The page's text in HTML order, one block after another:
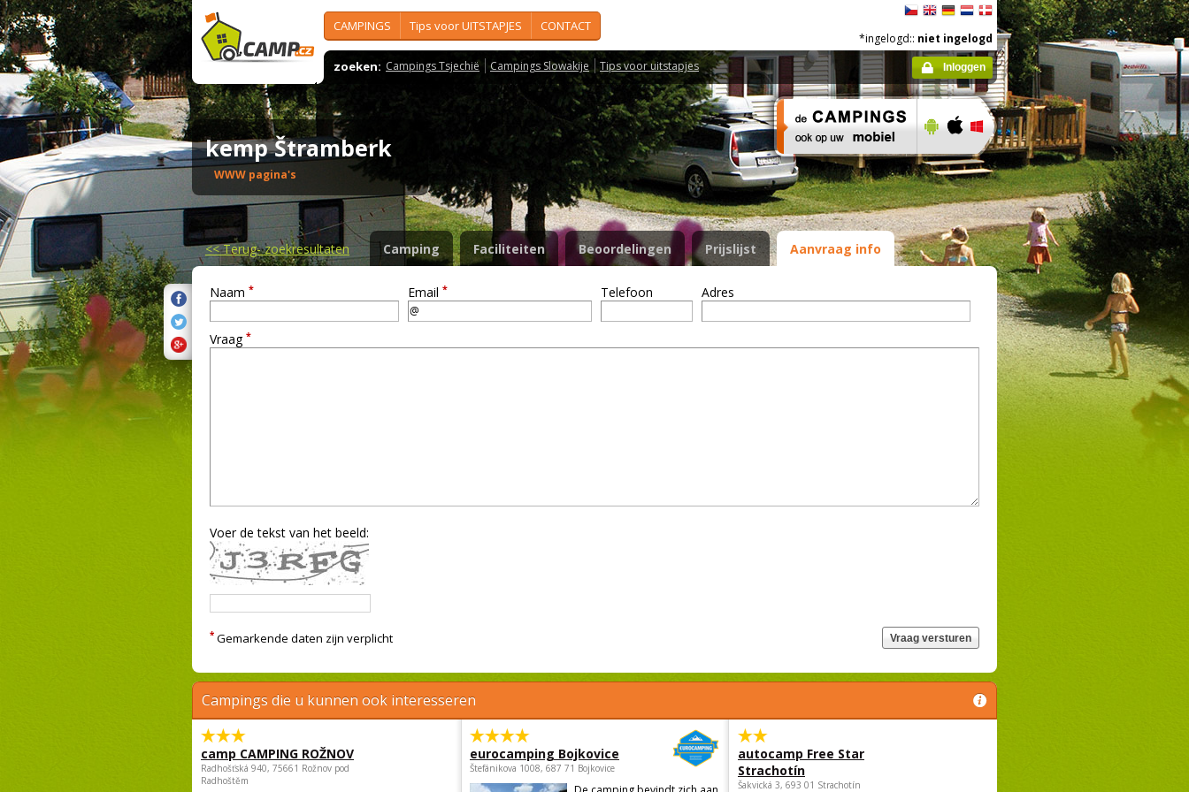
CAMPINGS Tips voor UITSTAPJES CONTACT
zoeken: Campings Tsjechië Campings Slowakije Tips voor uitstapjes
*ingelogd:: niet ingelogd
Inloggen
kemp Štramberk
WWW pagina's
<<Terug- zoekresultaten Camping Faciliteiten Beoordelingen Prijslijst Aanvraag info
Naam * Email * Telefoon Adres
Vraag *
Voer de tekst van het beeld:
* Gemarkende daten zijn verplicht
Campings die u kunnen ook interesseren
camp CAMPING ROŽNOV
Radhošťská 940, 75661 Rožnov pod
Radhoštěm
eurocamping Bojkovice
Štefánikova 1008, 687 71 Bojkovice
autocamp Free Star
Strachotín
Šakvická 3, 693 01 Strachotín